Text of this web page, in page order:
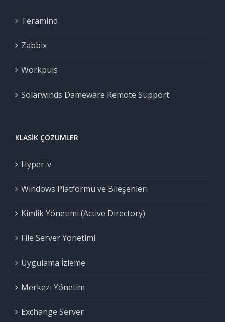
Teramind
Zabbix
Workpuls
Solarwinds Dameware Remote Support
KLASIK ÇÖZÜMLER
Hyper-v
Windows Platformu ve Bileşenleri
Kimlik Yönetimi (Active Directory)
File Server Yönetimi
Uygulama İzleme
Merkezi Yönetim
Exchange Server